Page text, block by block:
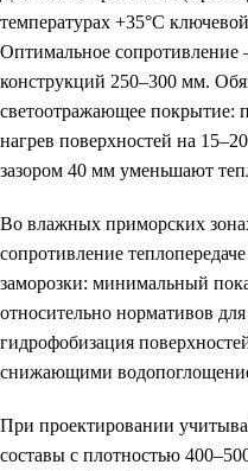
температурах +35°C
Оптимальное сопротивление
конструкций 250–300 мм.
светоотражающее покрытие:
нагрев поверхностей на
зазором 40 мм уменьшают
Во влажных приморских
сопротивление
заморозки: минимальный
относительно нормативов
гидрофобизация
снижающими
При проектировании
составы с плотностью